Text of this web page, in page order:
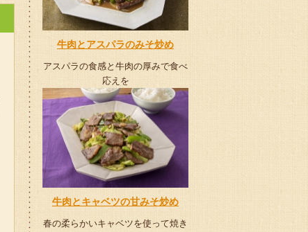
牛肉とアスパラのみそ炒め
アスパラの食感と牛肉の厚みで食べ
応えを
牛肉とキャベツの甘みそ炒め
春の柔らかいキャベツを使って焼き